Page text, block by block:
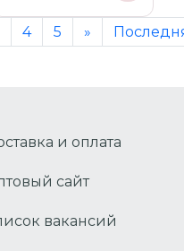
4 5 »
и оплата
сайт
вакансий